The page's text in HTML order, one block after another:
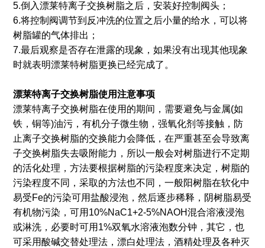
5.倒入漂莱特离子交换树脂之后，安装好控制阀头；
6.将控制阀调节到反冲洗的位置之后小量的给水，可以将
树脂罐的气体排出；
7.最后观察是否存在泄露的现象，如果没有出现其他现象
时就表明漂莱特树脂更换已经完成了。
漂莱特离子交换树脂使用注意事项
漂莱特离子交换树脂在使用的期间，需要避免与金属(如
铁，铜等)油污，有机分子微生物，强氧化剂等接触，防
止离子交换树脂的交换能力会降低，在严重甚至会导致离
子交换树脂失去吸附能力，所以一般会对树脂进行不定期
的活化处理，方法要根据树脂的污染程度来决定，树脂的
污染程度不同，采取的方法也不同，一般阳树脂在软化中
易受Fe的污染可用盐酸浸泡，然后逐步稀释，阴树脂易受
有机物污染，可用10%NaC1+2-5%NAOH混合溶液浸泡
或淋洗，必要时可用1%双氧水溶液泡数分钟，其它，也
可采用酸碱交替处理法，漂白处理法，酒精处理及各种灭